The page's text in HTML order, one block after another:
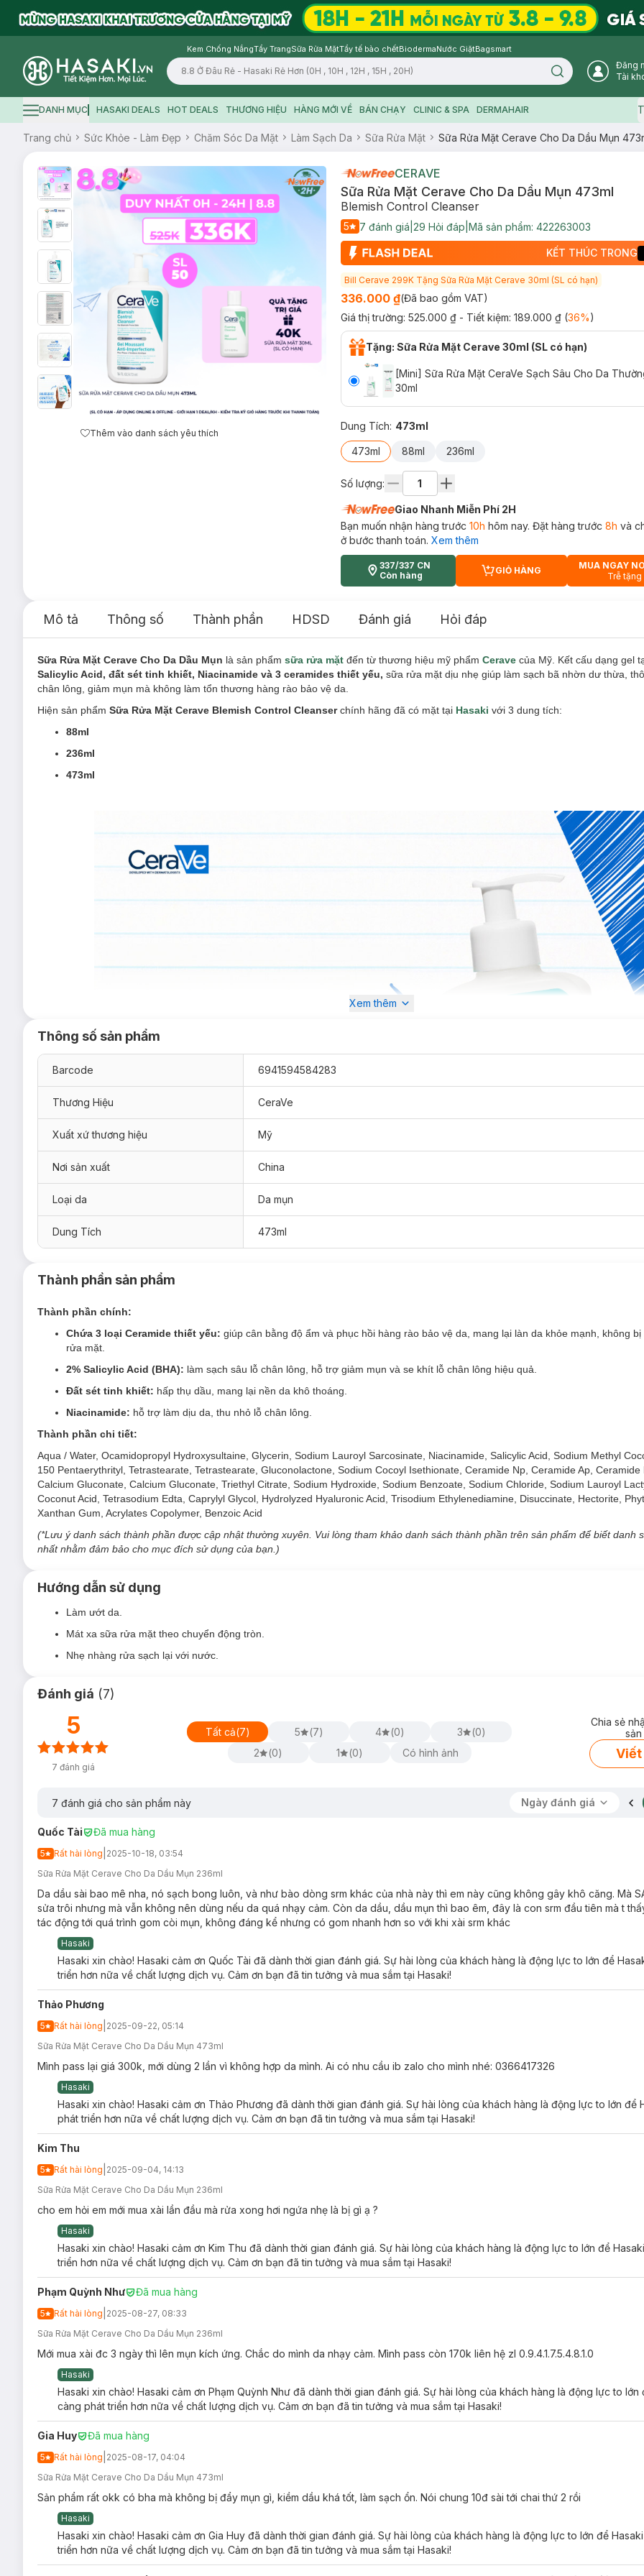
Kem Chống NắngTẩy TrangSữa Rửa MặtTẩy tế bào chếtBiodermaNước GiặtBagsmart
Logo
Search icon
Đăng
Tài
Hamburger icon
DANH MỤC HASAKI DEALS HOT DEALS THƯƠNG HIỆU HÀNG MỚI VỀ BÁN CHẠY CLINIC & SPA DERMAHAIR
Trang chủ Sức Khỏe - Làm Đẹp Chăm Sóc Da Mặt Làm Sạch Da Sữa Rửa Mặt Sữa Rửa Mặt Cerave Cho Da Dầu Mụn
Thêm vào danh sách yêu thích
CERAVE
Sữa Rửa Mặt Cerave Cho Da Dầu Mụn 473ml
Blemish Control Cleanser
5 7 đánh giá 29 Hỏi đáp Mã sản phẩm: 422263003
KẾT THÚC TRONG
Bill Cerave 299K Tặng Sữa Rửa Mặt Cerave 30ml (SL có hạn)
336.000 ₫(Đã bao gồm VAT)
Giá thị trường: 525.000 ₫ - Tiết kiệm: 189.000 ₫(36%)
Tặng: Sữa Rửa Mặt Cerave 30ml (SL có hạn)
[Mini] Sữa Rửa Mặt CeraVe Sạch Sâu Cho Da
30ml
Dung Tích: 473ml
473ml 88ml 236ml
Số lượng:
Giao Nhanh Miễn Phí 2H
Bạn muốn nhận hàng trước 10h hôm nay. Đặt hàng trước 8h và
ở bước thanh toán. Xem thêm
337/337 CN
Còn hàng
CART PLUS ICON
GIỎ HÀNG
MUA NGAY
Trễ tặng
Mô tả Thông số Thành phần HDSD Đánh giá Hỏi đáp
Sữa Rửa Mặt Cerave Cho Da Dầu Mụn là sản phẩm sữa rửa mặt đến từ thương hiệu mỹ phẩm Cerave của Mỹ. Kết cấu dạng gel
Salicylic Acid, đất sét tinh khiết, Niacinamide và 3 ceramides thiết yếu, sữa rửa mặt dịu nhẹ giúp làm sạch bã nhờn dư thừa,
chân lông, giảm mụn mà không làm tổn thương hàng rào bảo vệ da.
Hiện sản phẩm Sữa Rửa Mặt Cerave Blemish Control Cleanserchính hãng đã có mặt tại Hasaki với 3 dung tích:
88ml
236ml
473ml
Sữa Rửa Mặt Cerave Blemish Control Cleanser phù hợp với loại da nào?
Sản phẩm thích hợp cho da thường đến dầu.
Đối tượng sử dụng Sữa Rửa Mặt Cerave Blemish Control Cleanser:
Da dầu thừa - lỗ chân lông to
Da mụn
hoặc dễ nổi mụn
Ưu thế nổi bật của Sữa Rửa Mặt Cerave Blemish Control Cleanser:
Chứa 3 loại Ceramide thiết yếugiúp cân bằng độ ẩm và phục hồi hàng rào bảo vệ da, mang lại làn da khỏe mạnh, không bị
2% Salicylic Acid (BHA)
Đất sét tinh khiết
Niacinamidehỗ trợ làm dịu da, thu nhỏ lỗ chân lông.
Nhẹ nhàng tẩy tế bào chết gây bít tắc lỗ chân lông và góp phần hình thành mụn.
Mang lại làn da dễ chịu, tươi mới và khỏe mạnh.
Công thức chứa công nghệ hấp thụ dầu giúp giảm bóng nhờn.
Xem thêm
Thông số sản phẩm
Barcode 6941594584283
Thương Hiệu CeraVe
Xuất xứ thương hiệu Mỹ
Nơi sản xuất China
Loại da Da mụn
Dung Tích 473ml
Thành phần sản phẩm
Thành phần chính:
Chứa 3 loại Ceramide thiết yếu: giúp cân bằng độ ẩm và phục hồi hàng rào bảo vệ da, mang lại làn da khỏe mạnh, không
rửa mặt.
2% Salicylic Acid (BHA): làm sạch sâu lỗ chân lông, hỗ trợ giảm mụn và se khít lỗ chân lông hiệu quả.
Đất sét tinh khiết: hấp thụ dầu, mang lại nền da khô thoáng.
Niacinamide: hỗ trợ làm dịu da, thu nhỏ lỗ chân lông.
Thành phần chi tiết:
Aqua / Water, Ocamidopropyl Hydroxysultaine, Glycerin, Sodium Lauroyl Sarcosinate, Niacinamide, Salicylic Acid, Sodium Methyl
150 Pentaerythrityl, Tetrastearate, Tetrastearate, Gluconolactone, Sodium Cocoyl Isethionate, Ceramide Np, Ceramide Ap, Ceramide
Calcium Gluconate, Calcium Gluconate, Triethyl Citrate, Sodium Hydroxide, Sodium Benzoate, Sodium Chloride, Sodium Lauroyl
Coconut Acid, Tetrasodium Edta, Caprylyl Glycol, Hydrolyzed Hyaluronic Acid, Trisodium Ethylenediamine, Disuccinate, Hectorite,
Xanthan Gum, Acrylates Copolymer, Benzoic Acid
(*Lưu ý danh sách thành phần được cập nhật thường xuyên. Vui lòng tham khảo danh sách thành phần trên sản phẩm để biết danh
nhất nhằm đảm bảo cho mục đích sử dụng của bạn.)
Hướng dẫn sử dụng
Làm ướt da.
Mát xa sữa rửa mặt theo chuyển động tròn.
Nhẹ nhàng rửa sạch lại với nước.
Đánh giá (7)
5
7 đánh giá
Tất cả(7) 5 (7) 4 (0) 3 (0)
2
(0) 1 (0) Có hình ảnh
Chia sẻ
Viết
7 đánh giá cho sản phẩm này Ngày đánh giá
Quốc Tài Đã mua hàng
5 Rất hài lòng 2025-10-18, 03:54
Sữa Rửa Mặt Cerave Cho Da Dầu Mụn 236ml
Da dầu sài bao mê nha, nó sạch bong luôn, và như bào dòng srm khác của nhà này thì em này cũng không gây khô căng. Mà
sửa trôi nhưng mà vẫn không nên dùng nếu da quá nhạy cảm. Còn da dầu, dầu mụn thì bao êm, đây là con srm đầu tiên mà t
tác động tới quá trình gom còi mụn, không đáng kể nhưng có gom nhanh hơn so với khi xài srm khác
Hasaki
Hasaki xin chào! Hasaki cảm ơn Quốc Tài đã dành thời gian đánh giá. Sự hài lòng của khách hàng là động lực to lớn để
triển hơn nữa về chất lượng dịch vụ. Cảm ơn bạn đã tin tưởng và mua sắm tại Hasaki!
Thảo Phương
5 Rất hài lòng 2025-09-22, 05:14
Sữa Rửa Mặt Cerave Cho Da Dầu Mụn 473ml
Mình pass lại giá 300k, mới dùng 2 lần vì không hợp da mình. Ai có nhu cầu ib zalo cho mình nhé: 0366417326
Hasaki
Hasaki xin chào! Hasaki cảm ơn Thảo Phương đã dành thời gian đánh giá. Sự hài lòng của khách hàng là động lực to lớn để
phát triển hơn nữa về chất lượng dịch vụ. Cảm ơn bạn đã tin tưởng và mua sắm tại Hasaki!
Kim Thu
5 Rất hài lòng 2025-09-04, 14:13
Sữa Rửa Mặt Cerave Cho Da Dầu Mụn 236ml
cho em hỏi em mới mua xài lần đầu mà rửa xong hơi ngứa nhẹ là bị gì ạ ?
Hasaki
Hasaki xin chào! Hasaki cảm ơn Kim Thu đã dành thời gian đánh giá. Sự hài lòng của khách hàng là động lực to lớn để
triển hơn nữa về chất lượng dịch vụ. Cảm ơn bạn đã tin tưởng và mua sắm tại Hasaki!
Phạm Quỳnh Như Đã mua hàng
5 Rất hài lòng 2025-08-27, 08:33
Sữa Rửa Mặt Cerave Cho Da Dầu Mụn 236ml
Mới mua xài đc 3 ngày thì lên mụn kích ứng. Chắc do mình da nhạy cảm. Mình pass còn 170k liên hệ zl 0.9.4.1.7.5.4.8.1.0
Hasaki
Hasaki xin chào! Hasaki cảm ơn Phạm Quỳnh Như đã dành thời gian đánh giá. Sự hài lòng của khách hàng là động lực to lớn
càng phát triển hơn nữa về chất lượng dịch vụ. Cảm ơn bạn đã tin tưởng và mua sắm tại Hasaki!
Gia Huy Đã mua hàng
5 Rất hài lòng 2025-08-17, 04:04
Sữa Rửa Mặt Cerave Cho Da Dầu Mụn 473ml
Sản phẩm rất okk có bha mà không bị đẩy mụn gì, kiềm dầu khá tốt, làm sạch ổn. Nói chung 10đ sài tới chai thứ 2 rồi
Hasaki
Hasaki xin chào! Hasaki cảm ơn Gia Huy đã dành thời gian đánh giá. Sự hài lòng của khách hàng là động lực to lớn để
triển hơn nữa về chất lượng dịch vụ. Cảm ơn bạn đã tin tưởng và mua sắm tại Hasaki!